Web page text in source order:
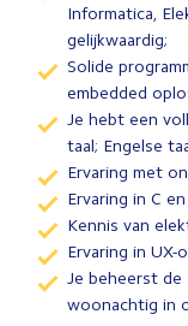
Informatica,
gelijkwaardig;
Solide
embedded
Je hebt een
taal; Engelse
Ervaring met
Ervaring in C en
Kennis van
Ervaring in UX-
Je beheerst de
woonachtig in